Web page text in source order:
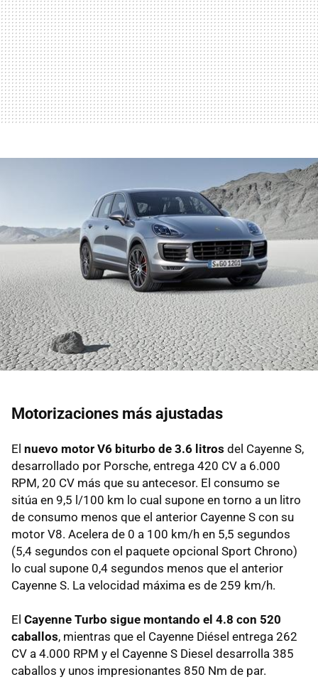
Motorizaciones más ajustadas
El nuevo motor V6 biturbo de 3.6 litros del Cayenne S,
desarrollado por Porsche, entrega 420 CV a 6.000
RPM, 20 CV más que su antecesor. El consumo se
sitúa en 9,5 l/100 km lo cual supone en torno a un litro
de consumo menos que el anterior Cayenne S con su
motor V8. Acelera de 0 a 100 km/h en 5,5 segundos
(5,4 segundos con el paquete opcional Sport Chrono)
lo cual supone 0,4 segundos menos que el anterior
Cayenne S. La velocidad máxima es de 259 km/h.
El Cayenne Turbo sigue montando el 4.8 con 520
caballos, mientras que el Cayenne Diésel entrega 262
CV a 4.000 RPM y el Cayenne S Diesel desarrolla 385
caballos y unos impresionantes 850 Nm de par.